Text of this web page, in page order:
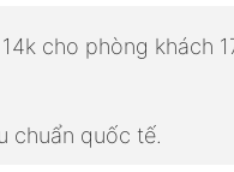
chuẩn quốc tế.